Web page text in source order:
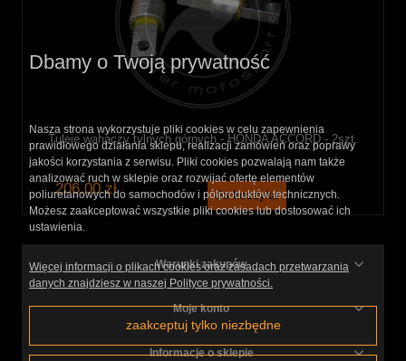
Tuleje wahaczy tylnych górnych - HONDA ACCORD - 2szt.
206,00 zł do koszyka
Warunki zakupów
Moje konto
Informacje o sklepie
Dbamy o Twoją prywatność
Nasza strona wykorzystuje pliki cookies w celu zapewnienia
prawidłowego działania sklepu, realizacji zamówień oraz poprawy
jakości korzystania z serwisu. Pliki cookies pozwalają nam także
analizować ruch w sklepie oraz rozwijać ofertę elementów
poliuretanowych do samochodów i półproduktów technicznych.
Możesz zaakceptować wszystkie pliki cookies lub dostosować ich
ustawienia.
Więcej informacji o plikach cookies oraz zasadach przetwarzania
danych znajdziesz w naszej Polityce prywatności.
zaakceptuj tylko niezbędne